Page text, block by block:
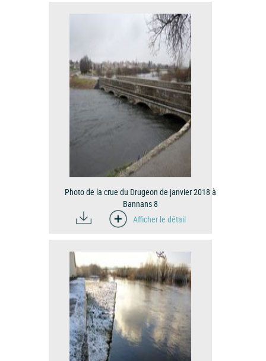
Photo de la crue du Drugeon de janvier 2018 à
Bannans 8
Afficher le détail